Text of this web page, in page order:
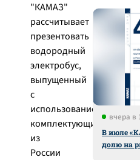
"КАМАЗ"
рассчитывает
презентовать
водородный
электробус,
выпущенный
с
использованием
комплектующих
из
России
вчера в
В июле
долю на